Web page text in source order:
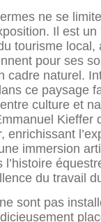
ne se
Il est un
tourisme local,
pour ses
cadre naturel.
ce paysage
culture et
Kieffer
enrichissant
immersion
du travail
sont pas